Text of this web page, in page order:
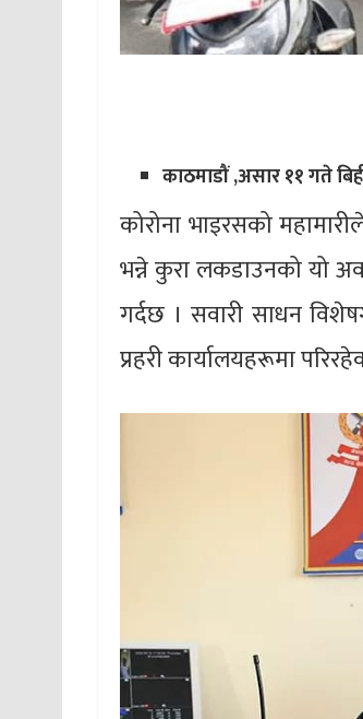
काठमाडौं ,असार ११ गते
कोरोना भाइरसको
भन्ने कुरा लकडाउनको यो
गर्दछ । सवारी साधन
प्रहरी कार्यालयहरूमा